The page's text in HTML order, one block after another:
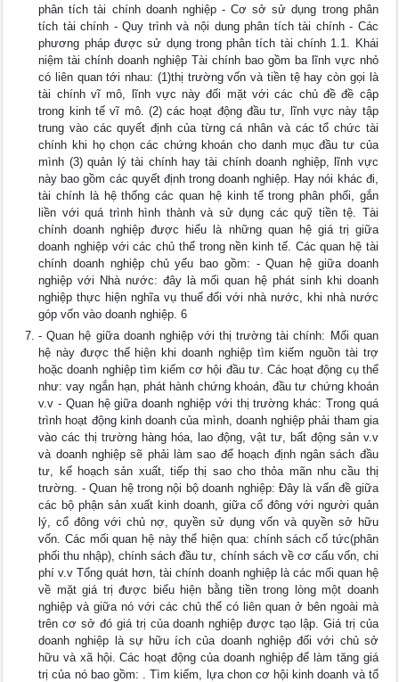
phân tích tài chính doanh nghiệp - Cơ sở sử dụng trong phân
tích tài chính - Quy trình và nội dung phân tích tài chính - Các
phương pháp được sử dụng trong phân tích tài chính 1.1. Khái
niệm tài chính doanh nghiệp Tài chính bao gồm ba lĩnh vực nhỏ
có liên quan tới nhau: (1)thị trường vốn và tiền tệ hay còn gọi là
tài chính vĩ mô, lĩnh vực này đối mặt với các chủ đề đề cập
trong kinh tế vĩ mô. (2) các hoạt động đầu tư, lĩnh vực này tập
trung vào các quyết định của từng cá nhân và các tổ chức tài
chính khi họ chọn các chứng khoán cho danh mục đầu tư của
mình (3) quản lý tài chính hay tài chính doanh nghiệp, lĩnh vực
này bao gồm các quyết định trong doanh nghiệp. Hay nói khác đi,
tài chính là hệ thống các quan hệ kinh tế trong phân phối, gắn
liền với quá trình hình thành và sử dụng các quỹ tiền tệ. Tài
chính doanh nghiệp được hiểu là những quan hệ giá trị giữa
doanh nghiệp với các chủ thể trong nền kinh tế. Các quan hệ tài
chính doanh nghiệp chủ yếu bao gồm: - Quan hệ giữa doanh
nghiệp với Nhà nước: đây là mối quan hệ phát sinh khi doanh
nghiệp thực hiện nghĩa vụ thuế đối với nhà nước, khi nhà nước
góp vốn vào doanh nghiệp. 6
- Quan hệ giữa doanh nghiệp với thị trường tài chính: Mối quan
hệ này được thể hiện khi doanh nghiệp tìm kiếm nguồn tài trợ
hoặc doanh nghiệp tìm kiếm cơ hội đầu tư. Các hoạt động cụ thể
như: vay ngắn hạn, phát hành chứng khoán, đầu tư chứng khoán
v.v - Quan hệ giữa doanh nghiệp với thị trường khác: Trong quá
trình hoạt động kinh doanh của mình, doanh nghiệp phải tham gia
vào các thị trường hàng hóa, lao động, vật tư, bất động sản v.v
và doanh nghiệp sẽ phải làm sao để hoạch định ngân sách đầu
tư, kế hoạch sản xuất, tiếp thị sao cho thỏa mãn nhu cầu thị
trường. - Quan hệ trong nội bộ doanh nghiệp: Đây là vấn đề giữa
các bộ phận sản xuất kinh doanh, giữa cổ đông với người quản
lý, cổ đông với chủ nợ, quyền sử dụng vốn và quyền sở hữu
vốn. Các mối quan hệ này thể hiện qua: chính sách cổ tức(phân
phối thu nhập), chính sách đầu tư, chính sách về cơ cấu vốn, chi
phí v.v Tổng quát hơn, tài chính doanh nghiệp là các mối quan hệ
về mặt giá trị được biểu hiện bằng tiền trong lòng một doanh
nghiệp và giữa nó với các chủ thể có liên quan ở bên ngoài mà
trên cơ sở đó giá trị của doanh nghiệp được tạo lập. Giá trị của
doanh nghiệp là sự hữu ích của doanh nghiệp đối với chủ sở
hữu và xã hội. Các hoạt động của doanh nghiệp để làm tăng giá
trị của nó bao gồm: . Tìm kiếm, lựa chon cơ hội kinh doanh và tổ